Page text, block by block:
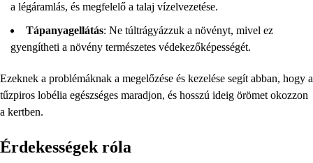
a légáramlás, és megfelelő a talaj vízelvezetése.
Tápanyagellátás: Ne túltrágyázzuk a növényt, mivel ez
gyengítheti a növény természetes védekezőképességét.
Ezeknek a problémáknak a megelőzése és kezelése segít abban, hogy a
tűzpiros lobélia egészséges maradjon, és hosszú ideig örömet okozzon
a kertben.
Érdekességek róla